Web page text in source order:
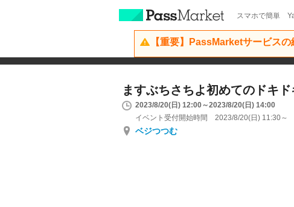
スマホで簡単
【重要】PassMarketサービス
ますぶちさちよ初めてのドキ
2023/8/20(日) 12:00～2023/8/20(日) 14:00
イベント受付開始時間 2023/8/20(日) 11:30～
ベジつつむ